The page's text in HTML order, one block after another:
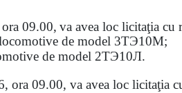
09.00, va avea loc licitaţia cu
de model 3ТЭ10М;
de model 2ТЭ10Л.
, ora 09.00, va avea loc licitaţia